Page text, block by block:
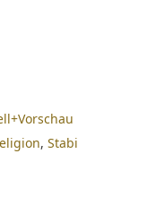
, Stabi